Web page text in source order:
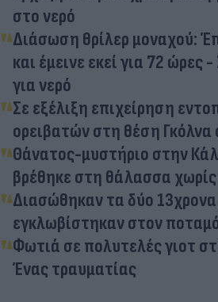
στο νερό
Διάσωση θρίλερ μοναχού:
και έμεινε εκεί για 72 ώρες
για νερό
Σε εξέλιξη επιχείρηση
ορειβατών στη θέση
Θάνατος-μυστήριο στην
βρέθηκε στη θάλασσα χωρίς
Διασώθηκαν τα δύο
εγκλωβίστηκαν στον
Φωτιά σε πολυτελές γιοτ
Ένας τραυματίας